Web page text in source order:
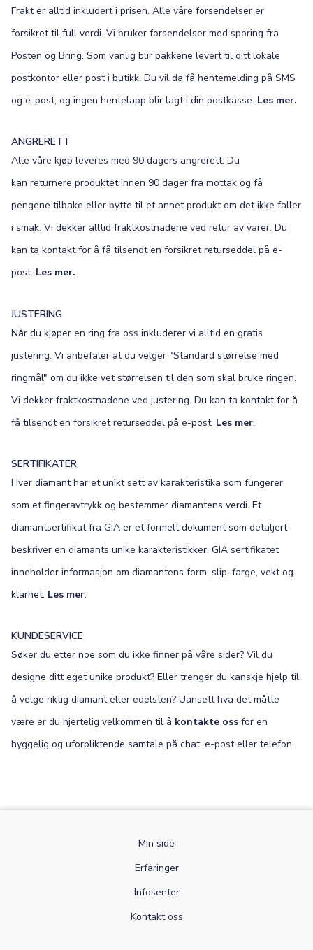
Frakt er alltid inkludert i prisen. Alle våre forsendelser er
forsikret til full verdi. Vi bruker forsendelser med sporing fra
Posten og Bring. Som vanlig blir pakkene levert til ditt lokale
postkontor eller post i butikk. Du vil da få hentemelding på SMS
og e-post, og ingen hentelapp blir lagt i din postkasse. Les mer.
ANGRERETT
Alle våre kjøp leveres med 90 dagers angrerett. Du
kan returnere produktet innen 90 dager fra mottak og få
pengene tilbake eller bytte til et annet produkt om det ikke faller
i smak. Vi dekker alltid fraktkostnadene ved retur av varer. Du
kan ta kontakt for å få tilsendt en forsikret returseddel på e-
post. Les mer.
JUSTERING
Når du kjøper en ring fra oss inkluderer vi alltid en gratis
justering. Vi anbefaler at du velger "Standard størrelse med
ringmål" om du ikke vet størrelsen til den som skal bruke ringen.
Vi dekker fraktkostnadene ved justering. Du kan ta kontakt for å
få tilsendt en forsikret returseddel på e-post. Les mer.
SERTIFIKATER
Hver diamant har et unikt sett av karakteristika som fungerer
som et fingeravtrykk og bestemmer diamantens verdi. Et
diamantsertifikat fra GIA er et formelt dokument som detaljert
beskriver en diamants unike karakteristikker. GIA sertifikatet
inneholder informasjon om diamantens form, slip, farge, vekt og
klarhet. Les mer.
KUNDESERVICE
Søker du etter noe som du ikke finner på våre sider? Vil du
designe ditt eget unike produkt? Eller trenger du kanskje hjelp til
å velge riktig diamant eller edelsten? Uansett hva det måtte
være er du hjertelig velkommen til å kontakte oss for en
hyggelig og uforpliktende samtale på chat, e-post eller telefon.
Min side
Erfaringer
Infosenter
Kontakt oss